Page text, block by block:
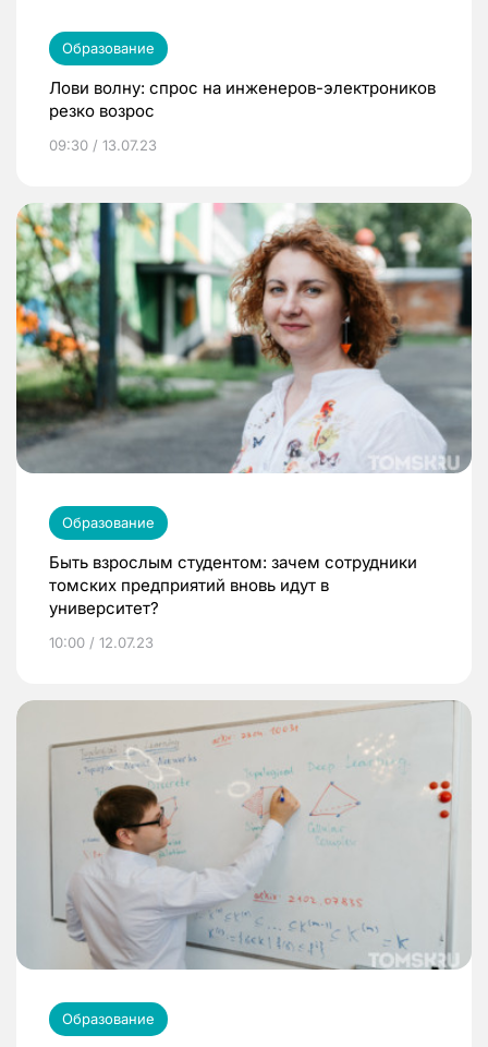
Образование
Лови волну: спрос на инженеров-электроников
резко возрос
09:30 / 13.07.23
Образование
Быть взрослым студентом: зачем сотрудники
томских предприятий вновь идут в
университет?
10:00 / 12.07.23
Образование